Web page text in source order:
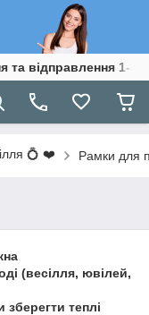
відправлення 1-3
💍 ❤️ Рамки для
(весілля, ювілей,
теплі